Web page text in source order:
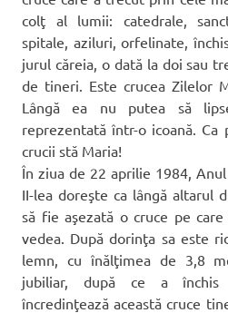
colţ al lumii: catedrale,
spitale, aziluri, orfelinate,
jurul căreia, o dată la doi sau
de tineri. Este crucea Zilelor
Lângă ea nu putea să
reprezentată într-o icoană. Ca
crucii stă Maria!
În ziua de 22 aprilie 1984,
II-lea doreşte ca lângă altarul
să fie aşezată o cruce pe
vedea. După dorinţa sa este
lemn, cu înălţimea de 3,8
jubiliar, după ce a închis
încredinţează această cruce